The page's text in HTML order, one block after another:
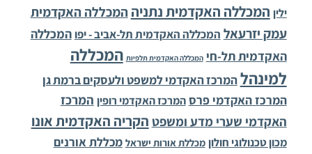
ילין המכללה האקדמית נתניה המכללה האקדמית
עמק יזרעאל המכללה האקדמית תל-אביב - יפו המכללה
האקדמית תל-חי המכללה האקדמית תלפיות המכללה
למינהלהמרכז האקדמי למשפט ולעסקים ברמת גן
המרכז האקדמי פרס המרכז האקדמי רופין המרכז
האקדמי שערי מדע ומשפט הקריה האקדמית אונו
מכון טכנולוגי חולון מכללת אורות ישראל מכללת אורנים